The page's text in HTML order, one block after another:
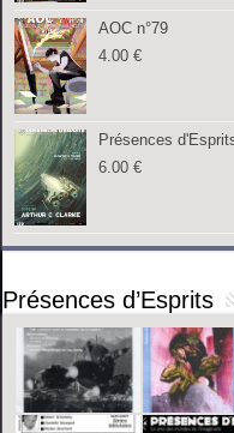
AOC n°79
4.00€
Présences
6.00€
Présences d’Esprits